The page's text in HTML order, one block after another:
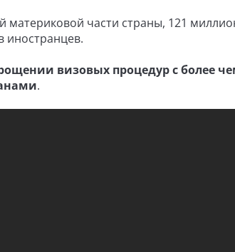
материковой части страны, 121
иностранцев.
визовых процедур с более
.